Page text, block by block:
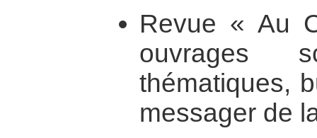
Revue « Au
ouvrages
thématiques,
messager de